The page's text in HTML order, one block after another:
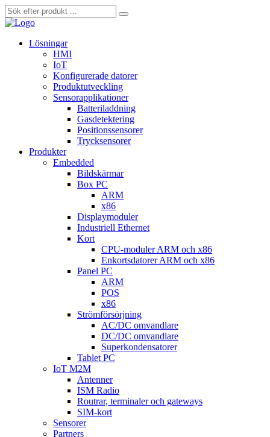
Lösningar
HMI
IoT
Konfigurerade datorer
Produktutveckling
Sensorapplikationer
Batteriladdning
Gasdetektering
Positionssensorer
Trycksensorer
Produkter
Embedded
Bildskärmar
Box PC
ARM
x86
Displaymoduler
Industriell Ethernet
Kort
CPU-moduler ARM och x86
Enkortsdatorer ARM och x86
Panel PC
ARM
POS
x86
Strömförsörjning
AC/DC omvandlare
DC/DC omvandlare
Superkondensatorer
Tablet PC
IoT M2M
Antenner
ISM Radio
Routrar, terminaler och gateways
SIM-kort
Sensorer
Partners